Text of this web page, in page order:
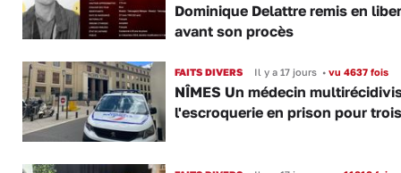
Dominique Delattre remis en
avant son procès
FAITS DIVERS Il y a 17 jours •vu 4637 fois
NÎMES Un médecin
l'escroquerie en prison pour